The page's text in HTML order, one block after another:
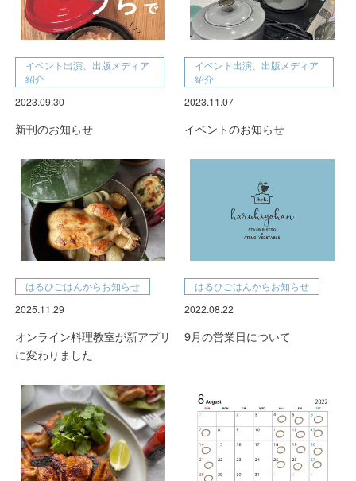
イベント出演、出版メディア
紹介
2023.09.30
新刊のお知らせ
イベント出演、出版メディア
紹介
2023.11.07
イベントのお知らせ
はるひごはんからお知らせ
2025.11.29
オンライン料理教室が新アプリ
に変わりました
はるひごはんからお知らせ
2022.08.22
9月の営業日について